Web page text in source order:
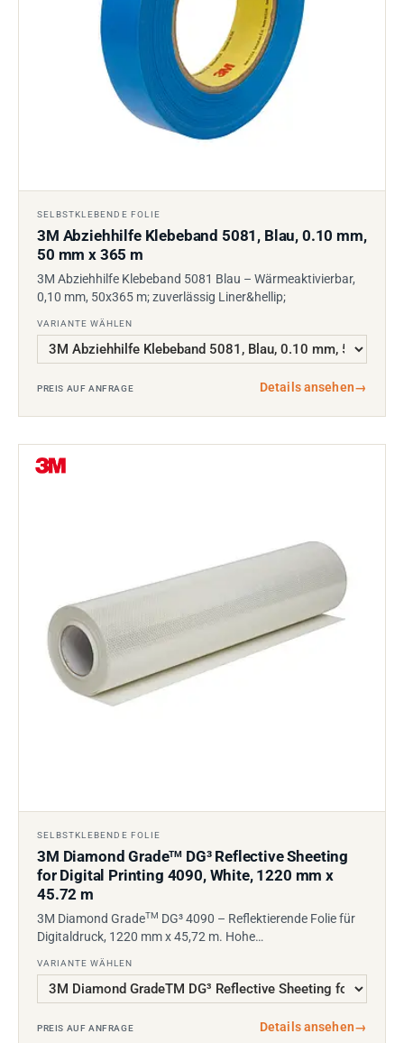
SELBSTKLEBENDE FOLIE
3M Abziehhilfe Klebeband 5081, Blau, 0.10 mm,
50 mm x 365 m
3M Abziehhilfe Klebeband 5081 Blau – Wärmeaktivierbar,
0,10 mm, 50x365 m; zuverlässig Liner&hellip;
VARIANTE WÄHLEN
PREIS AUF ANFRAGE Details ansehen→
SELBSTKLEBENDE FOLIE
3M Diamond GradeTM DG³ Reflective Sheeting
for Digital Printing 4090, White, 1220 mm x
45.72 m
3M Diamond GradeTM DG³ 4090 – Reflektierende Folie für
Digitaldruck, 1220 mm x 45,72 m. Hohe…
VARIANTE WÄHLEN
PREIS AUF ANFRAGE Details ansehen→